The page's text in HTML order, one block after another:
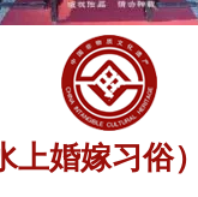
上婚嫁习俗